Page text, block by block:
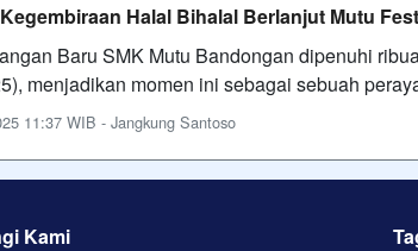
Halal Bihalal Berlanjut Mutu
Baru SMK Mutu Bandongan dipenuhi
menjadikan momen ini sebagai sebuah
11:37 WIB - Jangkung Santoso
Kami